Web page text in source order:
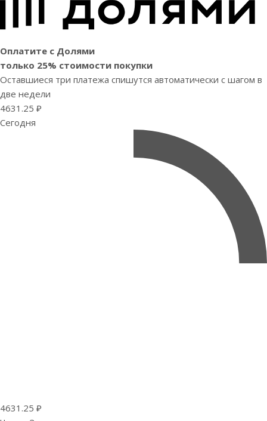
Оплатите с Долями
только 25% стоимости покупки
Оставшиеся три платежа спишутся автоматически с шагом в
две недели
4631.25 ₽
Сегодня
4631.25 ₽